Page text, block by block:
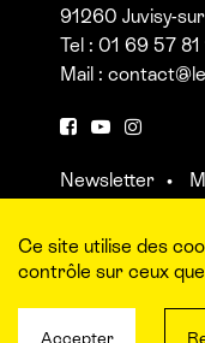
91260 Juvisy-
Tel : 01 69 57 81
Mail :
F
c
b
o
Y
u
u
b
I
s
a
g
Newsletter
Ce site utilise des
contrôle sur ceux
Accepter